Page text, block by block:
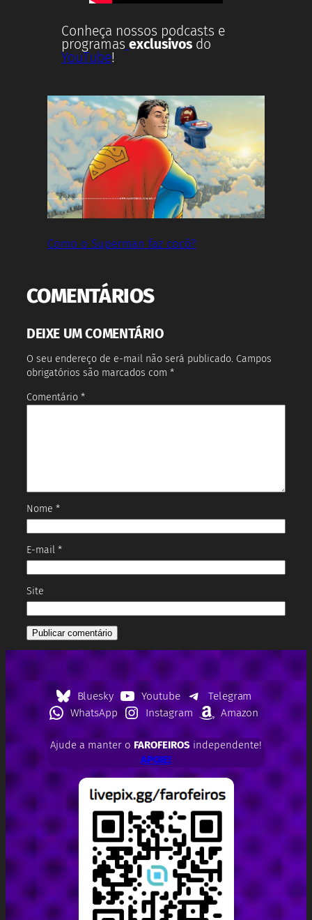
Conheça nossos podcasts e
programas exclusivos do
YouTube!
Como o Superman faz cocô?
COMENTÁRIOS
DEIXE UM COMENTÁRIO
O seu endereço de e-mail não será publicado. Campos
obrigatórios são marcados com *
Comentário *
Nome *
E-mail *
Site
Bluesky Youtube
Telegram
WhatsApp
Instagram Amazon
Ajude a manter o FAROFEIROSindependente!
APOIE!